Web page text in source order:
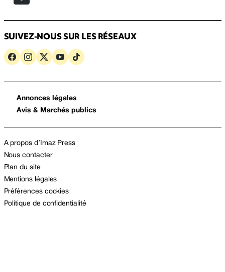
SUIVEZ-NOUS SUR LES RÉSEAUX
Annonces légales
Avis & Marchés publics
A propos d’Imaz Press
Nous contacter
Plan du site
Mentions légales
Préférences cookies
Politique de confidentialité